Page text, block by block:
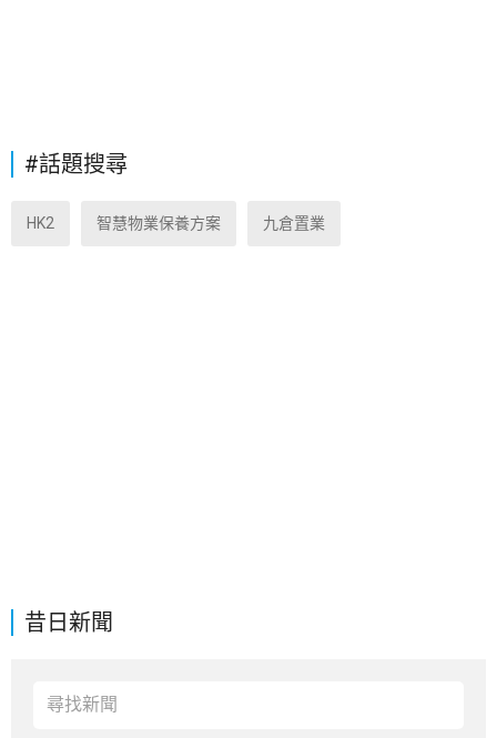
昔日新聞
#話題搜尋
HK2 智慧物業保養方案 九倉置業